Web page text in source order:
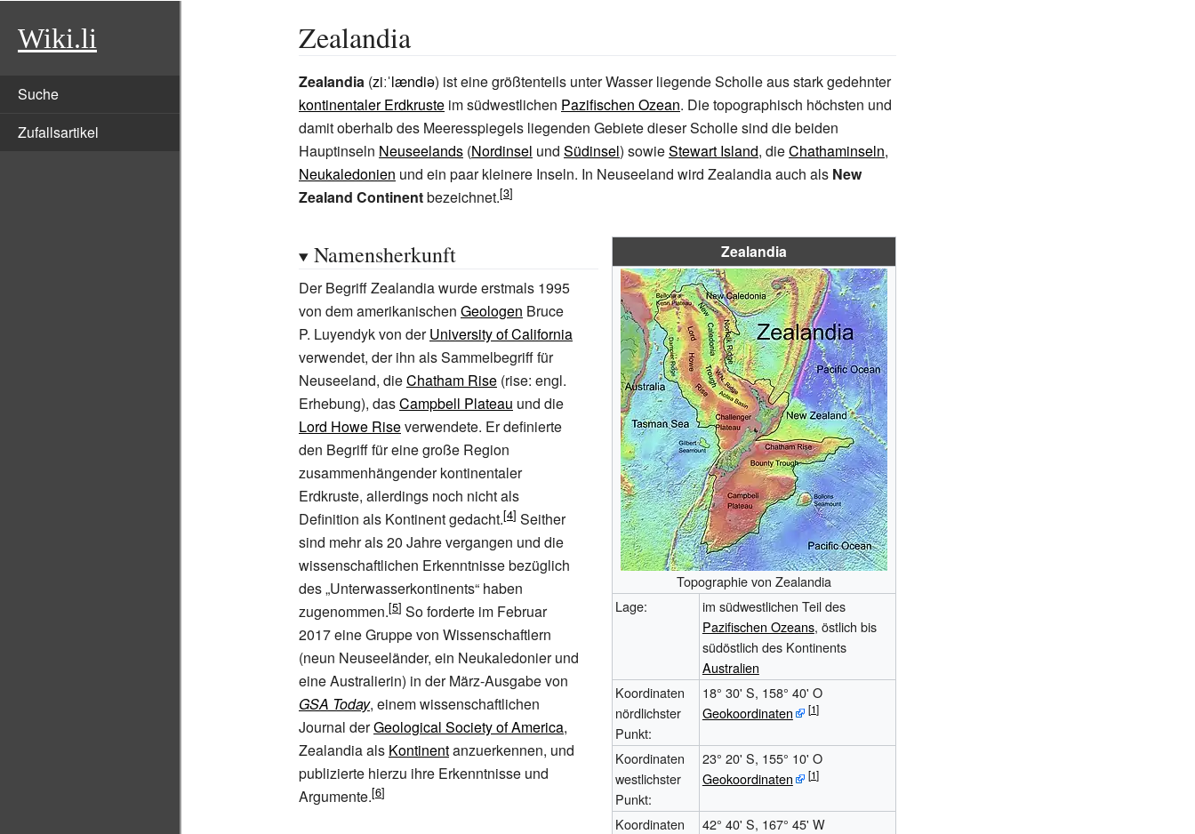
Wiki.li
Suche
Zufallsartikel
Zealandia
Zealandia (ziːˈlændiə) ist eine größtenteils unter Wasser liegende Scholle aus stark gedehnter
kontinentaler Erdkruste im südwestlichen Pazifischen Ozean. Die topographisch höchsten und
damit oberhalb des Meeresspiegels liegenden Gebiete dieser Scholle sind die beiden
Hauptinseln Neuseelands (Nordinsel und Südinsel) sowieStewart Island, dieChathaminseln,
Neukaledonien und ein paar kleinere Inseln. In Neuseeland wird Zealandia auch als New
Zealand Continentbezeichnet.
Zealandia
Topographie von Zealandia
Lage:
im südwestlichen Teil des
Pazifischen Ozeans, östlich bis
südöstlich des Kontinents
Australien
Koordinaten
nördlichster
Punkt:
18° 30' S, 158° 40' O
Geokoordinaten
Koordinaten
westlichster
Punkt:
23° 20' S, 155° 10' O
Geokoordinaten
Koordinaten
42° 40' S, 167° 45' W
Namensherkunft
Der Begriff Zealandia wurde erstmals 1995
von dem amerikanischen Geologen Bruce
P. Luyendykvon derUniversity of California
verwendet, der ihn als Sammelbegriff für
Neuseeland, dieChatham Rise (rise: engl.
Erhebung), dasCampbell Plateau und die
Lord Howe Riseverwendete. Er definierte
den Begriff für eine große Region
zusammenhängender kontinentaler
Erdkruste, allerdings noch nicht als
Definition als Kontinent gedacht.
Seither
sind mehr als 20 Jahre vergangen und die
wissenschaftlichen Erkenntnisse bezüglich
des „Unterwasserkontinents“ haben
zugenommen.
So forderte im Februar
2017 eine Gruppe von Wissenschaftlern
(neun Neuseeländer, ein Neukaledonier und
eine Australierin) in der März-Ausgabe von
GSA Today, einem wissenschaftlichen
Journal derGeological Society of America,
Zealandia als Kontinentanzuerkennen, und
publizierte hierzu ihre Erkenntnisse und
Argumente.